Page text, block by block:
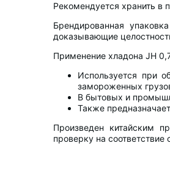
Рекомендуется хранить в
Брендированная
доказывающие
Применение хладона JH
Используется при
замороженных
В бытовых и
Также
Произведен китайским
проверку на